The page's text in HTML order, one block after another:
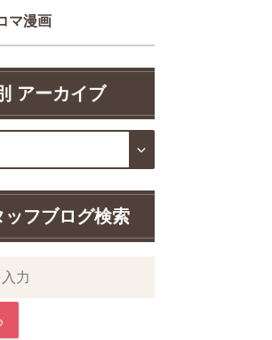
マ漫画
アーカイブ
ッフブログ検索